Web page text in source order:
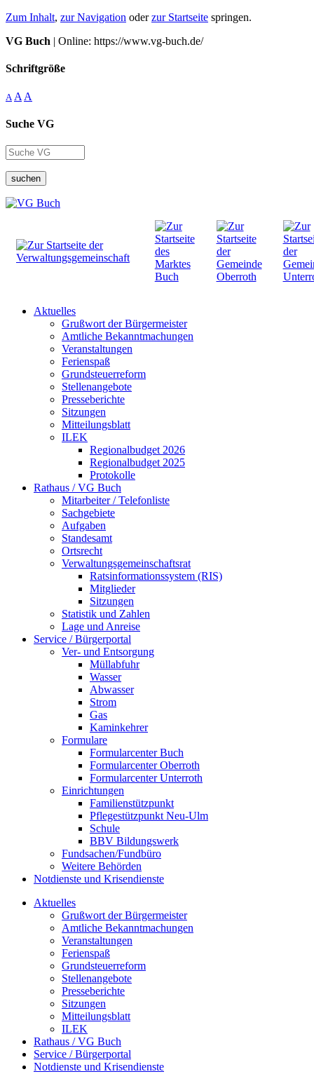
Zum Inhalt, zur Navigation oderzur Startseite springen.
VG Buch | Online: https://www.vg-buch.de/
Schriftgröße
A A A
Suche VG
suchen
Aktuelles
Grußwort der Bürgermeister
Amtliche Bekanntmachungen
Veranstaltungen
Ferienspaß
Grundsteuerreform
Stellenangebote
Presseberichte
Sitzungen
Mitteilungsblatt
ILEK
Regionalbudget 2026
Regionalbudget 2025
Protokolle
Rathaus / VG Buch
Mitarbeiter / Telefonliste
Sachgebiete
Aufgaben
Standesamt
Ortsrecht
Verwaltungsgemeinschaftsrat
Ratsinformationssystem (RIS)
Mitglieder
Sitzungen
Statistik und Zahlen
Lage und Anreise
Service / Bürgerportal
Ver- und Entsorgung
Müllabfuhr
Wasser
Abwasser
Strom
Gas
Kaminkehrer
Formulare
Formularcenter Buch
Formularcenter Oberroth
Formularcenter Unterroth
Einrichtungen
Familienstützpunkt
Pflegestützpunkt Neu-Ulm
Schule
BBV Bildungswerk
Fundsachen/Fundbüro
Weitere Behörden
Notdienste und Krisendienste
Aktuelles
Grußwort der Bürgermeister
Amtliche Bekanntmachungen
Veranstaltungen
Ferienspaß
Grundsteuerreform
Stellenangebote
Presseberichte
Sitzungen
Mitteilungsblatt
ILEK
Rathaus / VG Buch
Service / Bürgerportal
Notdienste und Krisendienste